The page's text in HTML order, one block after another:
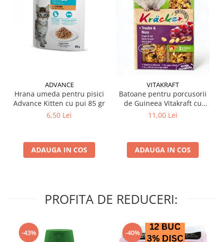
ADVANCE
Hrana umeda pentru pisici
Advance Kitten cu pui 85 gr
6,50 Lei
ADAUGA IN COS
VITAKRAFT
Batoane pentru porcusorii
de Guineea Vitakraft cu
struguri & nuci 2 buc
11,00 Lei
ADAUGA IN COS
PROFITA DE REDUCERI:
-43% -40%